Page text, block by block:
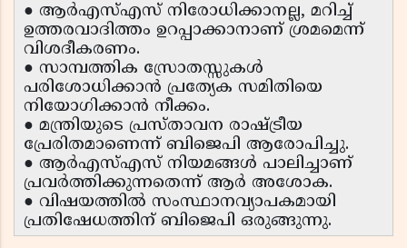
● ആർഎസ്എസ് നിരോധിക്കാനല്ല, മറിച്ച്
ഉത്തരവാദിത്തം ഉറപ്പാക്കാനാണ് ശ്രമമെന്ന്
വിശദീകരണം.
● സാമ്പത്തിക സ്രോതസ്സുകൾ
പരിശോധിക്കാൻ പ്രത്യേക സമിതിയെ
നിയോഗിക്കാൻ നീക്കം.
● മന്ത്രിയുടെ പ്രസ്താവന രാഷ്ട്രീയ
പ്രേരിതമാണെന്ന് ബിജെപി ആരോപിച്ചു.
● ആർഎസ്എസ് നിയമങ്ങൾ പാലിച്ചാണ്
പ്രവർത്തിക്കുന്നതെന്ന് ആർ അശോക.
● വിഷയത്തിൽ സംസ്ഥാനവ്യാപകമായി
പ്രതിഷേധത്തിന് ബിജെപി ഒരുങ്ങുന്നു.